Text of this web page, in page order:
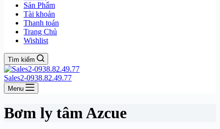
Sản Phẩm
Tài khoản
Thanh toán
Trang Chủ
Wishlist
Tìm kiếm
Sales2-0938.82.49.77
Menu
Bơm ly tâm Azcue